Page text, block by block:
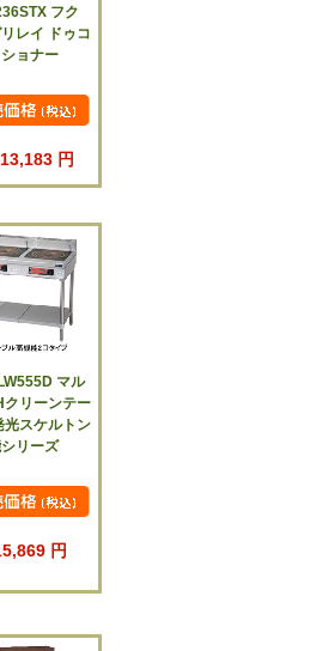
フク
レイ ドゥコ
ョナー
円
マル
クリーンテー
光スケルトン
リーズ
円